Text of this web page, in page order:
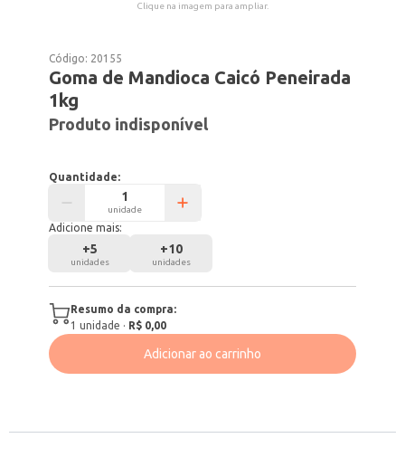
Clique na imagem para ampliar.
Código: 20155
Goma de Mandioca Caicó Peneirada
1kg
Produto indisponível
Quantidade:
unidade
Adicione mais:
+5
unidades
+10
unidades
Resumo da compra:
1 unidade · R$ 0,00
Adicionar ao carrinho